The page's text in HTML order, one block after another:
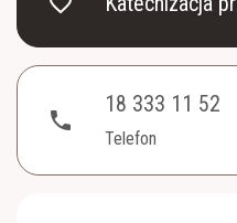
phone
18 333 11 52
Telefon